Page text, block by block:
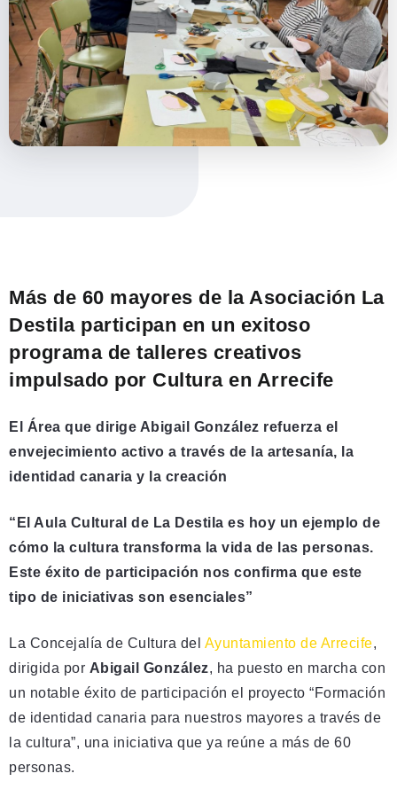
Más de 60 mayores de la Asociación La
Destila participan en un exitoso
programa de talleres creativos
impulsado por Cultura en Arrecife
El Área que dirige Abigail González refuerza el
envejecimiento activo a través de la artesanía, la
identidad canaria y la creación
“El Aula Cultural de La Destila es hoy un ejemplo de
cómo la cultura transforma la vida de las personas.
Este éxito de participación nos confirma que este
tipo de iniciativas son esenciales”
La Concejalía de Cultura del Ayuntamiento de Arrecife,
dirigida por Abigail González, ha puesto en marcha con
un notable éxito de participación el proyecto “Formación
de identidad canaria para nuestros mayores a través de
la cultura”, una iniciativa que ya reúne a más de 60
personas.